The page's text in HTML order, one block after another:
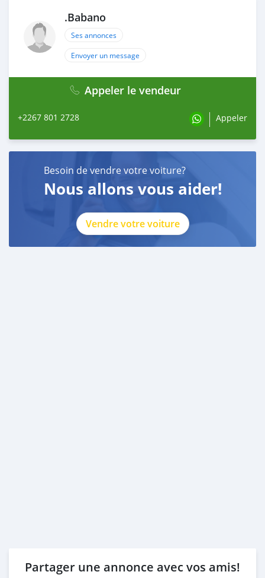
.Babano
Ses annonces
Envoyer un message
Appeler le vendeur
+2267 801 2728 Appeler
Besoin de vendre votre voiture?
Nous allons vous aider!
Vendre votre voiture
Partager une annonce avec vos amis!